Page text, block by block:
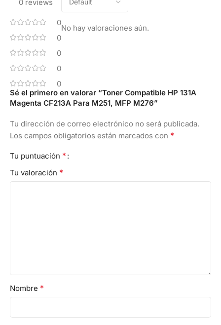
0 reviews
0
0
0
0
0
No hay valoraciones aún.
Sé el primero en valorar “Toner Compatible HP 131A
Magenta CF213A Para M251, MFP M276”
Tu dirección de correo electrónico no será publicada.
Los campos obligatorios están marcados con *
Tu puntuación *
Tu valoración *
Nombre *